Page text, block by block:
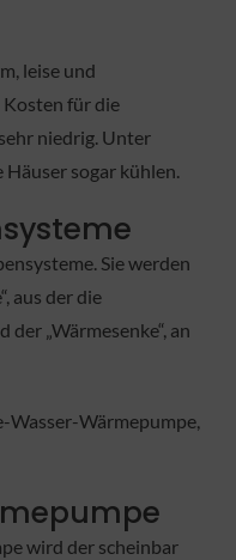
leise und
für die
niedrig. Unter
sogar kühlen.
Sie werden
aus der die
„Wärmesenke“, an
Wasser-Wärmepumpe,
wird der scheinbar